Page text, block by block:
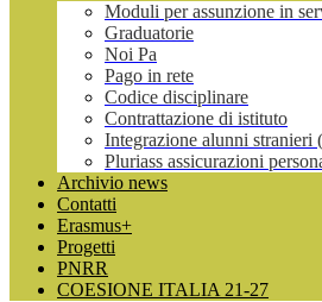
Moduli per assunzione in
Graduatorie
Noi Pa
Pago in rete
Codice disciplinare
Contrattazione di istituto
Integrazione alunni stranieri
Pluriass assicurazioni
Archivio news
Contatti
Erasmus+
Progetti
PNRR
COESIONE ITALIA 21-27